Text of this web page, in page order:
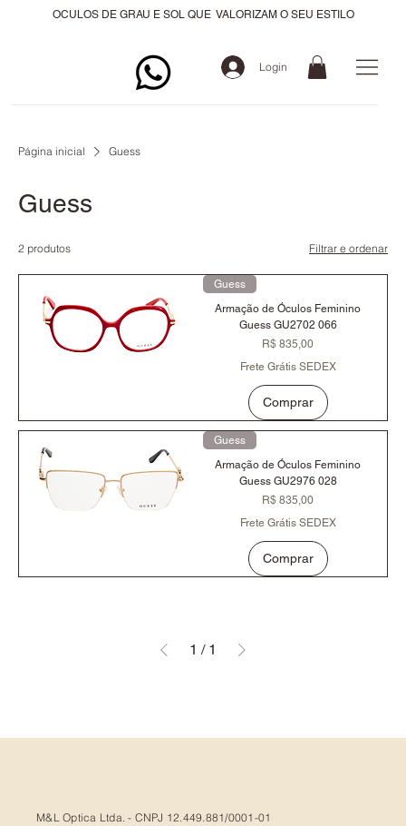
OCULOS DE GRAU E SOL QUE VALORIZAM O SEU ESTILO
Login
Página inicial Guess
Guess
2 produtos Filtrar e ordenar
Guess
Armação de Óculos Feminino
Guess GU2702 066
Preço
R$ 835,00
Frete Grátis SEDEX
Comprar
Guess
Armação de Óculos Feminino
Guess GU2976 028
Preço
R$ 835,00
Frete Grátis SEDEX
Comprar
1 / 1
M&L Optica Ltda. - CNPJ 12.449.881/0001-01